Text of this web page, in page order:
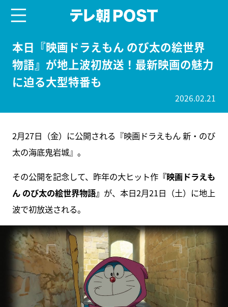
本日『映画ドラえもん のび太の絵世界
物語』が地上波初放送！最新映画の魅力
に迫る大型特番も
2026.02.21
2月27日（金）に公開される『映画ドラえもん 新・のび
太の海底鬼岩城』。
その公開を記念して、昨年の大ヒット作『映画ドラえも
ん のび太の絵世界物語』 が、本日2月21日（土）に地上
波で初放送される。